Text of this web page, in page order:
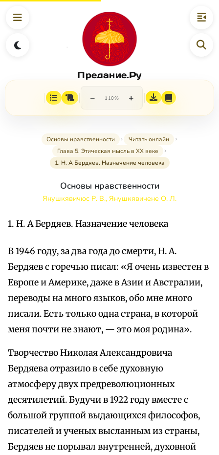
Предание.Ру
− 110% +
Основы нравственности
Читать онлайн
Глава 5. Этическая мысль в XX веке
1. Н. А Бердяев. Назначение человека
Основы нравственности
Янушкявичюс Р. В., Янушкявичене О. Л.
1. Н. А Бердяев. Назначение человека
В 1946 году, за два года до смерти, Н. А.
Бердяев с горечью писал: «Я очень известен в
Европе и Америке, даже в Азии и Австралии,
переводы на много языков, обо мне много
писали. Есть только одна страна, в которой
меня почти не знают, — это моя родина».
Творчество Николая Александровича
Бердяева отразило в себе духовную
атмосферу двух предреволюционных
десятилетий. Будучи в 1922 году вместе с
большой группой выдающихся философов,
писателей и ученых высланным из страны,
Бердяев не порывал внутренней, духовной